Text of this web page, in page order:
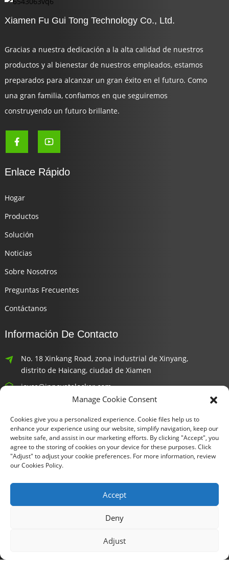
Xiamen Fu Gui Tong Technology Co., Ltd.
Gracias a nuestra dedicación a la alta calidad de nuestros
productos y al bienestar de nuestros empleados, estamos
preparados para alcanzar un gran éxito en el futuro. Como
una gran familia, confiamos en que seguiremos
construyendo un futuro brillante.
Enlace Rápido
Hogar
Productos
Solución
Noticias
Sobre Nosotros
Preguntas Frecuentes
Contáctanos
Información De Contacto
No. 18 Xinkang Road, zona industrial de Xinyang,
distrito de Haicang, ciudad de Xiamen
joyce@innovatelocker.com
8618659232426
Boletines Informativos
Introduce tu correo electrónico y te enviaremos la información
más reciente sobre nuestros planes.
Copyright © 2024 Xiamen Fu Gui Tong Technology Co., Ltd.
Manage Cookie Consent
Cookies give you a personalized experience. Cookie files help us to
enhance your experience using our website, simplify navigation, keep our
website safe, and assist in our marketing efforts. By clicking "Accept", you
agree to the storing of cookies on your device for these purposes. Click
"Adjust" to adjust your cookie preferences. For more information, review
our Cookies Policy.
Accept
Deny
Adjust